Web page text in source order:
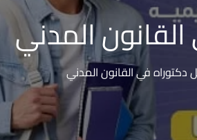
المدني